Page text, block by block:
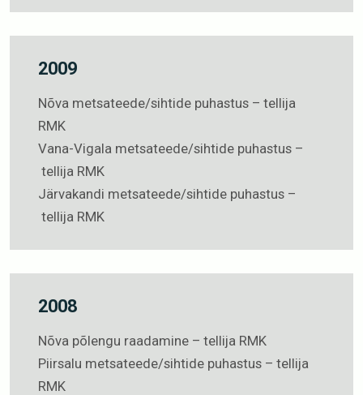
2009
Nõva metsateede/sihtide puhastus – tellija
RMK
Vana-Vigala metsateede/sihtide puhastus –
tellija RMK
Järvakandi metsateede/sihtide puhastus –
tellija RMK
2008
Nõva põlengu raadamine – tellija RMK
Piirsalu metsateede/sihtide puhastus – tellija
RMK